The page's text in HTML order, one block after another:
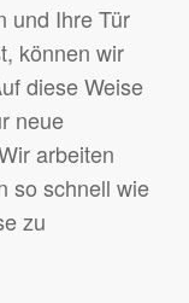
und Ihre Tür
können wir
diese Weise
neue
arbeiten
so schnell wie
zu